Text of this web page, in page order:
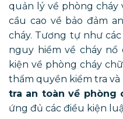
quản lý về phòng cháy
cầu cao về bảo đảm
cháy. Tương tự như
nguy hiểm về cháy nổ
kiện về phòng cháy
thẩm quyền kiểm tra và
tra an toàn về phòng
ứng đủ các điều kiện